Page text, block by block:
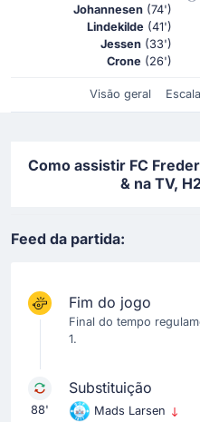
Johannesen (74')
Lindekilde (41')
Jessen (33')
Crone (26')
Visão geral
Como assistir FC
& na TV,
Feed da partida:
Fim do jogo
Final do tempo
1.
88'
Substituição
Mads Larsen